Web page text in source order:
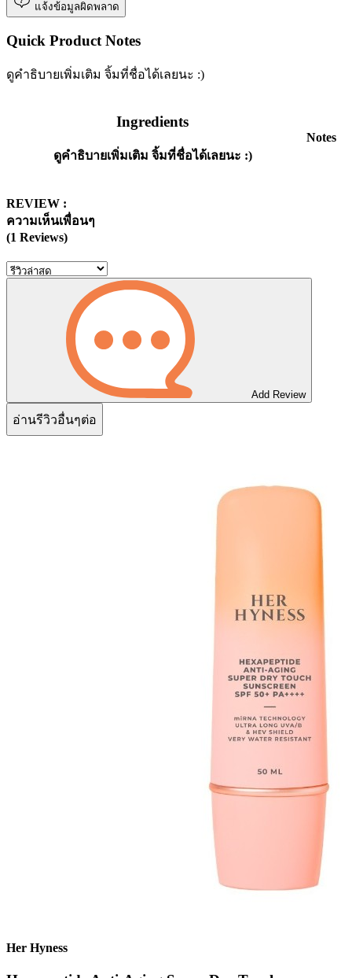
แจ้งข้อมูลผิดพลาด
Quick Product Notes
ดูคำธิบายเพิ่มเติม จิ้มที่ชื่อได้เลยนะ :)
Ingredients
ดูคำธิบายเพิ่มเติม จิ้มที่ชื่อได้เลยนะ :)
Notes
REVIEW :
ความเห็นเพื่อนๆ
(1 Reviews)
Add Review
อ่านรีวิวอื่นๆต่อ
Her Hyness